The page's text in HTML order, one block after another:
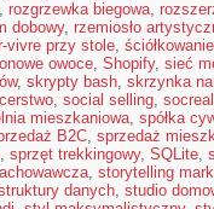
, rozgrzewka biegowa,
dobowy, rzemiosło
vivre przy stole, ściółkowanie
owoce, Shopify, sieć
, skrypty bash, skrzynka
, social selling,
mieszkaniowa, spółka
B2C, sprzedaż
, sprzęt trekkingowy, SQLite,
, storytelling
danych, studio